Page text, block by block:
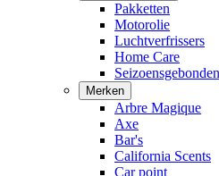
Pakketten
Motorolie
Luchtverfrissers
Home Care
Seizoensgebonden
Merken
Arbre Magique
Axe
Bar's
California Scents
Car point